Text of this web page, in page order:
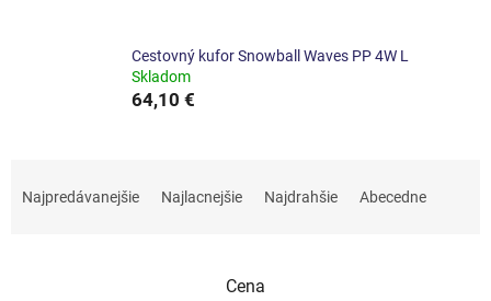
Cestovný kufor Snowball Waves PP 4W L
Skladom
64,10 €
Najpredávanejšie Najlacnejšie Najdrahšie Abecedne
Cena